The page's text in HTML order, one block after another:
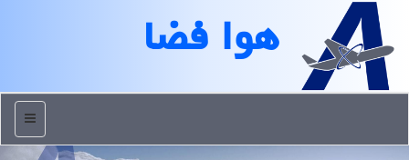
هوا فضا
منو